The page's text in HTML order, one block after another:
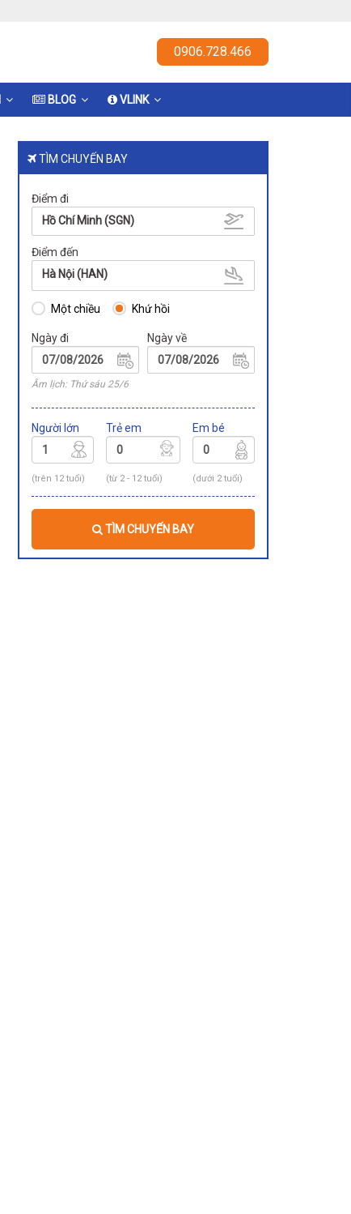
0906.728.466
BLOG VLINK
TÌM CHUYẾN BAY
Điểm đi
Hồ Chí Minh (SGN)
Điểm đến
Hà Nội (HAN)
Một chiều Khứ hồi
Ngày đi
Âm lịch: Thứ sáu 25/6
Ngày về
Người lớn
(trên 12 tuổi)
Trẻ em
(từ 2 - 12 tuổi)
Em bé
(dưới 2 tuổi)
TÌM CHUYẾN BAY